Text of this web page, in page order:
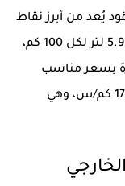
يُعد من أبرز نقاط
قوتها، حيث تستهلك في المتوسط حوالي 5.9 لتر لكل 100 كم،
بسعر مناسب
وكفاءة جيدة. كما تبلغ سرعتها القصوى 170 كم/س، وهي
تصميم بايك U5 بلس 2026 الخارجي